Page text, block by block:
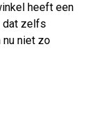
heeft een
dat zelfs
nu niet zo